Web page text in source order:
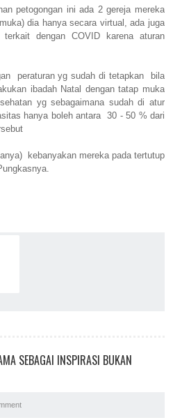
petogongan ini ada 2 gereja mereka
dia hanya secara virtual, ada juga
dengan COVID karena aturan
peraturan yg sudah di tetapkan bila
ibadah Natal dengan tatap muka
yg sebagaimana sudah di atur
hanya boleh antara 30 - 50 % dari
kebanyakan mereka pada tertutup
SEBAGAI INSPIRASI BUKAN